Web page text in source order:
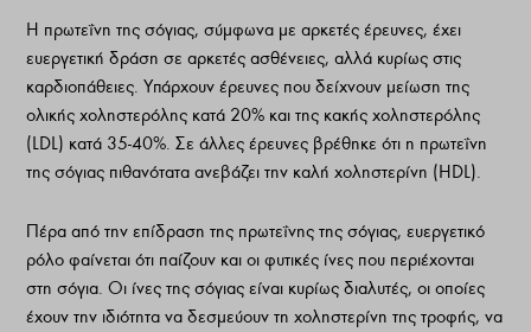
Η πρωτεΐνη της σόγιας, σύμφωνα με αρκετές έρευνες, έχει
ευεργετική δράση σε αρκετές ασθένειες, αλλά κυρίως στις
καρδιοπάθειες. Υπάρχουν έρευνες που δείχνουν μείωση της
ολικής χοληστερόλης κατά 20% και της κακής χοληστερόλης
(LDL) κατά 35-40%. Σε άλλες έρευνες βρέθηκε ότι η πρωτεΐνη
της σόγιας πιθανότατα ανεβάζει την καλή χοληστερίνη (HDL).
Πέρα από την επίδραση της πρωτεΐνης της σόγιας, ευεργετικό
ρόλο φαίνεται ότι παίζουν και οι φυτικές ίνες που περιέχονται
στη σόγια. Οι ίνες της σόγιας είναι κυρίως διαλυτές, οι οποίες
έχουν την ιδιότητα να δεσμεύουν τη χοληστερίνη της τροφής, να